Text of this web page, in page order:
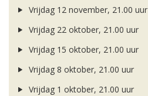
Vrijdag 12 november, 21.00 uur
Vrijdag 22 oktober, 21.00 uur
Vrijdag 15 oktober, 21.00 uur
Vrijdag 8 oktober, 21.00 uur
Vrijdag 1 oktober, 21.00 uur